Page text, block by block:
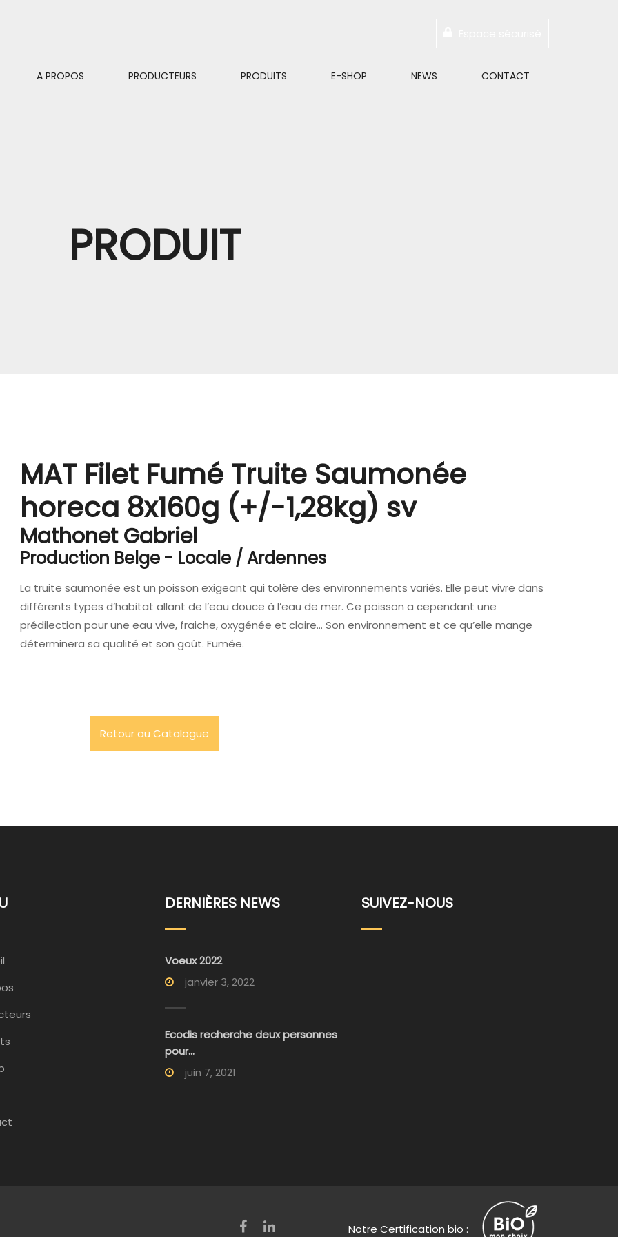
A PROPOS PRODUCTEURS PRODUITS E-SHOP NEWS CONTACT
PRODUIT
MAT Filet Fumé Truite Saumonée
horeca 8x160g (+/-1,28kg) sv
Mathonet Gabriel
Production Belge - Locale / Ardennes
La truite saumonée est un poisson exigeant qui tolère des environnements variés. Elle peut vivre dans
différents types d’habitat allant de l’eau douce à l’eau de mer. Ce poisson a cependant une
prédilection pour une eau vive, fraiche, oxygénée et claire… Son environnement et ce qu’elle mange
déterminera sa qualité et son goût. Fumée.
Retour au Catalogue
DERNIÈRES NEWS
Voeux 2022
janvier 3, 2022
Ecodis recherche deux personnes
pour...
juin 7, 2021
SUIVEZ-NOUS
Notre Certification bio :